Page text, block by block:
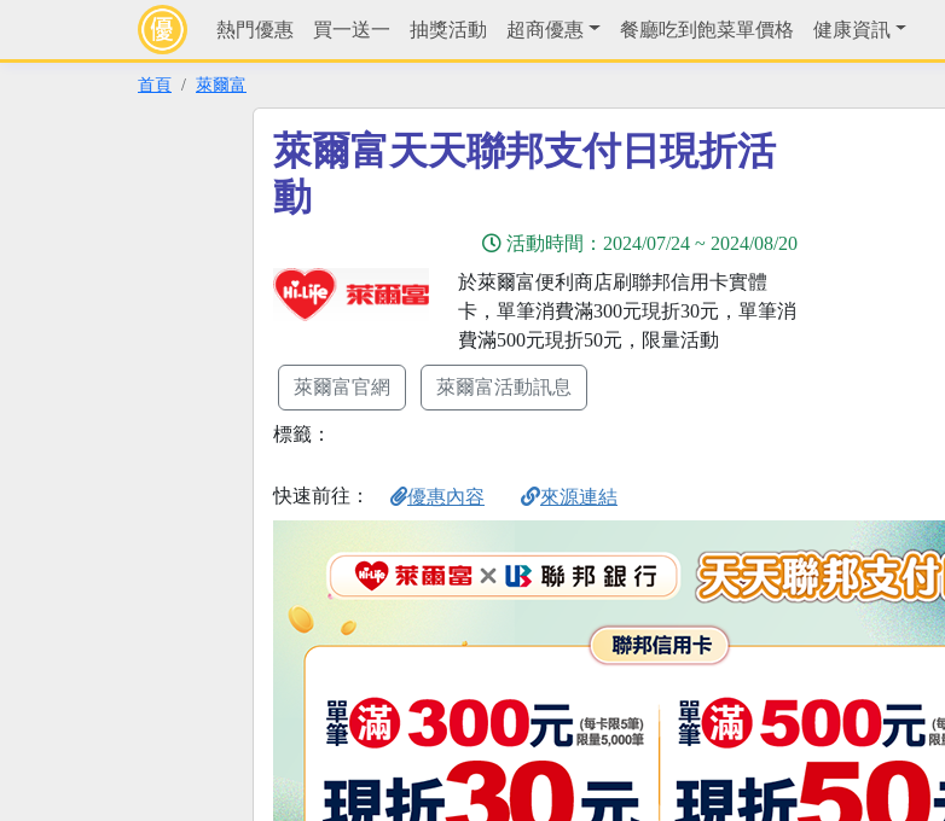
熱門優惠 買一送一 抽獎活動 超商優惠 餐廳吃到飽菜單價格 健康資訊
首頁 萊爾富
萊爾富天天聯邦支付日現折活
動
活動時間： 2024/07/24 ~ 2024/08/20
於萊爾富便利商店刷聯邦信用卡實體
卡，單筆消費滿300元現折30元，單筆消
費滿500元現折50元，限量活動
萊爾富官網 萊爾富活動訊息
標籤：
快速前往： 優惠內容 來源連結